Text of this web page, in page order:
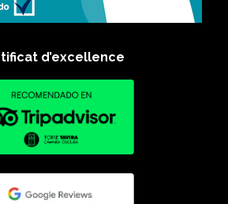
d’excellence